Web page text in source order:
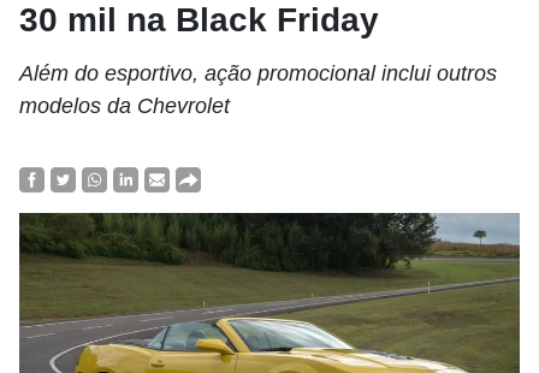
30 mil na Black Friday
Além do esportivo, ação promocional inclui outros
modelos da Chevrolet